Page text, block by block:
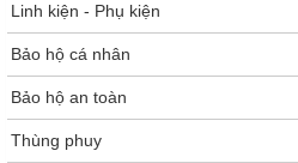
Linh kiện - Phụ kiện
Bảo hộ cá nhân
Bảo hộ an toàn
Thùng phuy